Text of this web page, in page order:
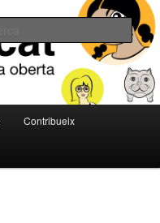
Cerca
Contribueix